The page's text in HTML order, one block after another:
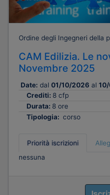
Ordine degli Ingegneri della
CAM Edilizia. Le
Novembre 2025
Date: dal 01/10/2026 al
Crediti: 8 cfp
Durata: 8 ore
Tipologia: corso
Priorità iscrizioni
nessuna